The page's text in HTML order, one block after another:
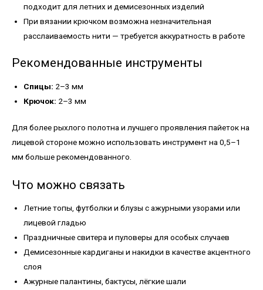
подходит для летних и демисезонных изделий
При вязании крючком возможна незначительная
расслаиваемость нити — требуется аккуратность в работе
Рекомендованные инструменты
Спицы: 2–3 мм
Крючок: 2–3 мм
Для более рыхлого полотна и лучшего проявления пайеток на
лицевой стороне можно использовать инструмент на 0,5–1
мм больше рекомендованного.
Что можно связать
Летние топы, футболки и блузы с ажурными узорами или
лицевой гладью
Праздничные свитера и пуловеры для особых случаев
Демисезонные кардиганы и накидки в качестве акцентного
слоя
Ажурные палантины, бактусы, лёгкие шали